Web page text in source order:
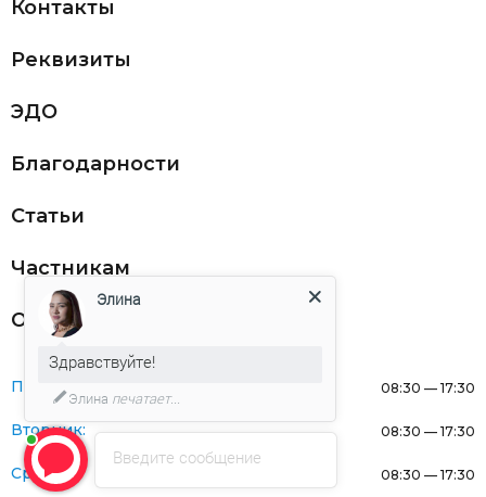
Контакты
Реквизиты
ЭДО
Благодарности
Статьи
Частникам
Оферта
Понедельник: 08:30 — 17:30
Вторник: 08:30 — 17:30
Среда: 08:30 — 17:30
Введите сообщение
Элина
Здравствуйте!
Элина печатает...